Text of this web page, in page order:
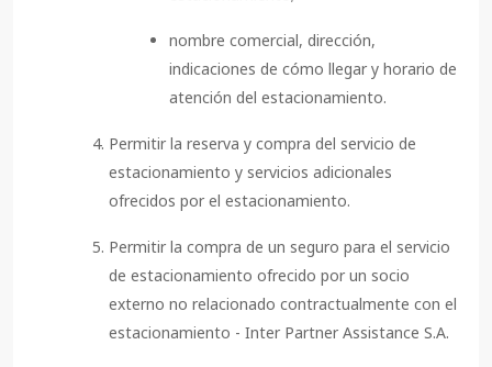
nombre comercial, dirección,
indicaciones de cómo llegar y horario de
atención del estacionamiento.
Permitir la reserva y compra del servicio de
estacionamiento y servicios adicionales
ofrecidos por el estacionamiento.
Permitir la compra de un seguro para el servicio
de estacionamiento ofrecido por un socio
externo no relacionado contractualmente con el
estacionamiento - Inter Partner Assistance S.A.